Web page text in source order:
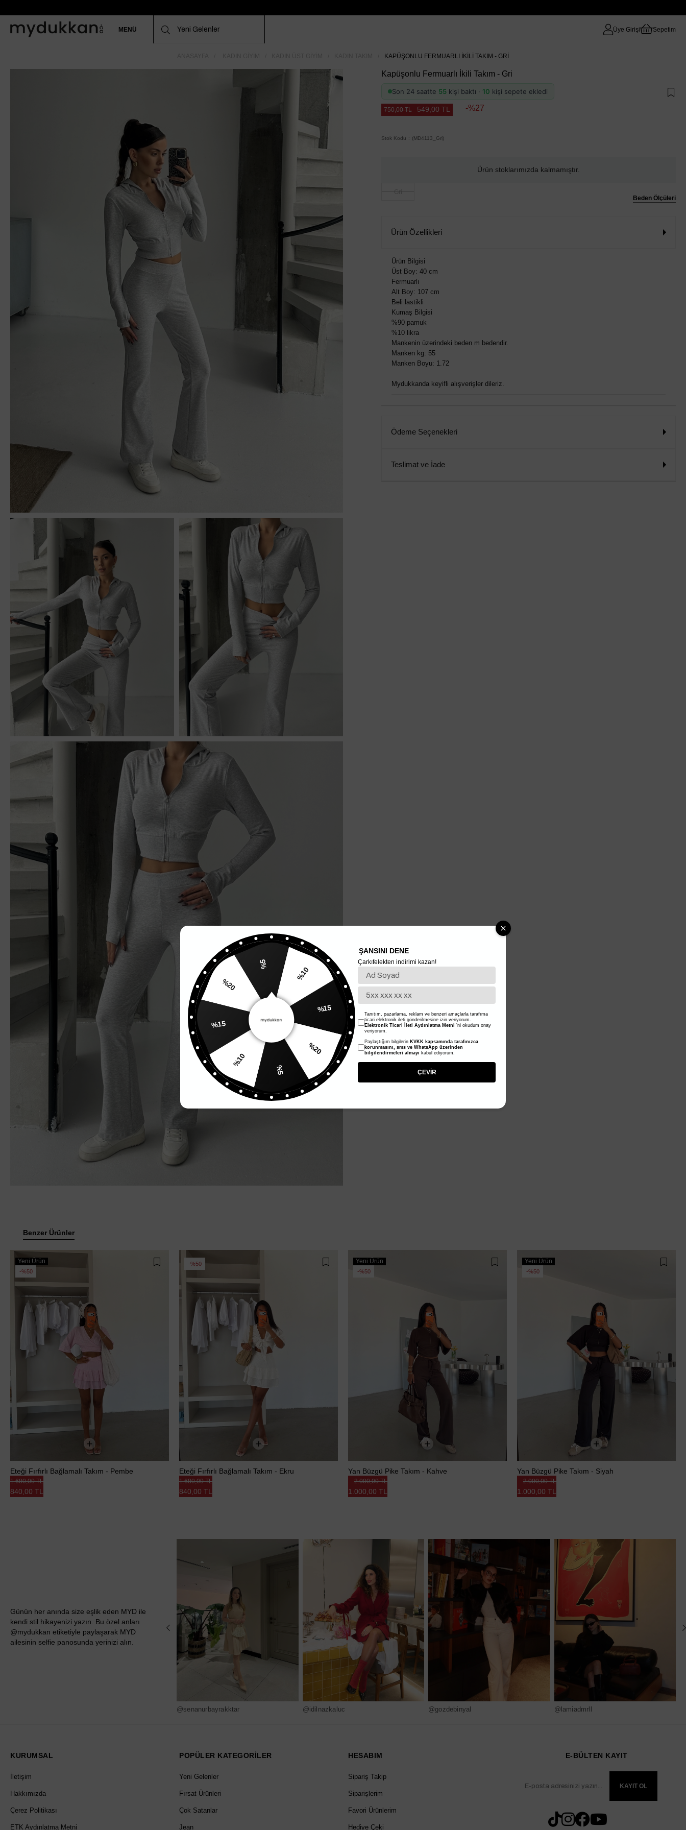
MENÜ Üye Girişi Sepetim
KAPÜŞONLU FERMUARLI İKILI TAKIM - GRI
Kapüşonlu Fermuarlı İkili Takım - Gri
Son 24 saatte 55 kişi baktı · 10 kişi sepete ekledi
750,00 TL 549,00 TL 27
Stok Kodu (MD4113_Gri)
Ürün stoklarımızda kalmamıştır.
Beden Ölçüleri
Ürün Özellikleri
Ürün Bilgisi
Üst Boy: 40 cm
Fermuarlı
Alt Boy: 107 cm
Beli lastikli
Kumaş Bilgisi
%90 pamuk
%10 likra
Mankenin üzerindeki beden m bedendir.
Manken kg: 55
Manken Boyu: 1.72
Mydukkanda keyifli alışverişler dileriz.
Ödeme Seçenekleri
Teslimat ve İade
Benzer Ürünler
Yeni Ürün
%50
Eteği Fırfırlı Bağlamalı Takım - Pembe
840,00 TL
1.680,00 TL
%50
Eteği Fırfırlı Bağlamalı Takım - Ekru
840,00 TL
1.680,00 TL
Yeni Ürün
%50
Yan Büzgü Pike Takım - Kahve
1.000,00 TL
2.000,00 TL
Yeni Ürün
%50
Yan Büzgü Pike Takım - Siyah
1.000,00 TL
2.000,00 TL
Günün her anında size eşlik eden MYD ile
kendi stil hikayenizi yazın. Bu özel anları
@mydukkan etiketiyle paylaşarak MYD
ailesinin selfie panosunda yerinizi alın.
@senanurbayrakktar @idilnazkaluc @gozdebinyal @lamiadmrll
KURUMSAL
İletişim
Hakkımızda
Çerez Politikası
ETK Aydınlatma Metni
POPÜLER KATEGORİLER
Yeni Gelenler
Fırsat Ürünleri
Çok Satanlar
Jean
HESABIM
Sipariş Takip
Siparişlerim
Favori Ürünlerim
Hediye Çeki
E-BÜLTEN KAYIT
KAYIT OL
%5
%10
%15
%20
%5
%10
%15
%20
ŞANSINI DENE
Çarkıfelekten indirimi kazan!
Tanıtım, pazarlama, reklam ve benzeri amaçlarla tarafıma
ticari elektronik ileti gönderilmesine izin veriyorum.
Elektronik Ticari İleti Aydınlatma Metni 'ni okudum onay
veriyorum.
Paylaştığım bilgilerin KVKK kapsamında tarafınızca
korunmasını, sms ve WhatsApp üzerinden
bilgilendirmeleri almayı kabul ediyorum.
ÇEVİR